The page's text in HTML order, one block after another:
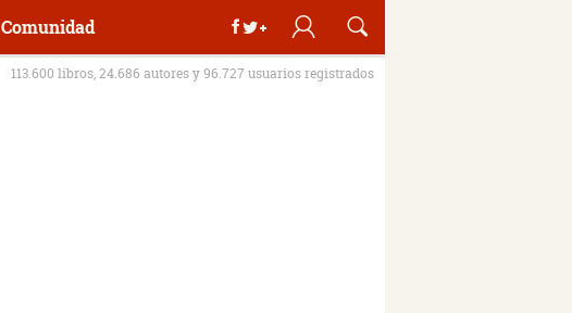
Comunidad
113.600 libros, 24.686 autores y 96.727 usuarios registrados